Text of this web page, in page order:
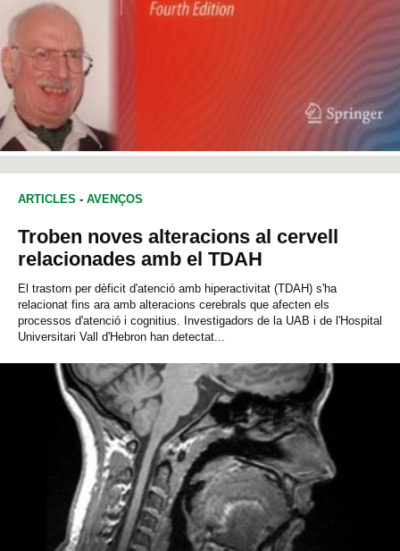
ARTICLES - AVENÇOS
Troben noves alteracions al cervell
relacionades amb el TDAH
El trastorn per dèficit d'atenció amb hiperactivitat (TDAH) s'ha
relacionat fins ara amb alteracions cerebrals que afecten els
processos d'atenció i cognitius. Investigadors de la UAB i de l'Hospital
Universitari Vall d'Hebron han detectat...